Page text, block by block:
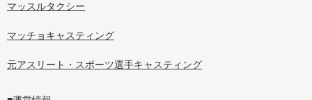
マッスルタクシー
マッチョキャスティング
元アスリート・スポーツ選手キャスティング